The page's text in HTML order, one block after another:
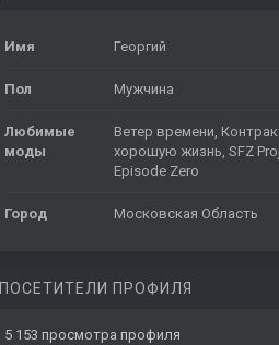
Имя Георгий
Пол Мужчина
Любимые
моды
Ветер времени,
хорошую жизнь, SFZ
Episode Zero
Город Московская Область
ПОСЕТИТЕЛИ ПРОФИЛЯ
5 153 просмотра профиля